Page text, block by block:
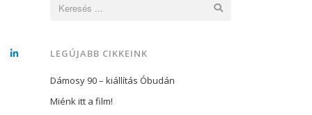
LinkedIn LEGÚJABB CIKKEINK
Dámosy 90 – kiállítás Óbudán
Miénk itt a film!